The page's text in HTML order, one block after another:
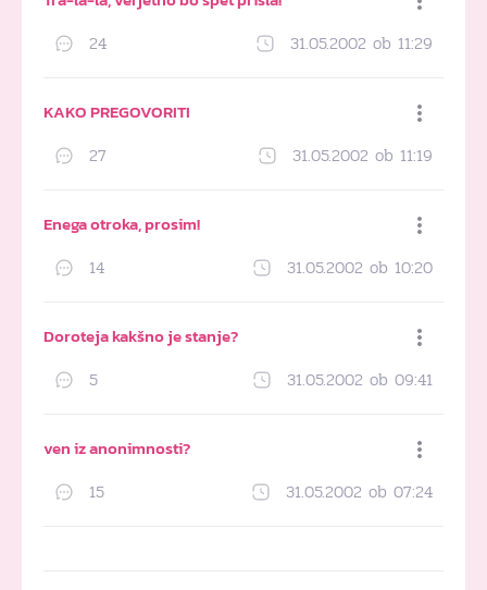
24 31.05.2002 ob 11:29
KAKO PREGOVORITI
27 31.05.2002 ob 11:19
Enega otroka, prosim!
14 31.05.2002 ob 10:20
Doroteja kakšno je stanje?
5 31.05.2002 ob 09:41
ven iz anonimnosti?
15 31.05.2002 ob 07:24